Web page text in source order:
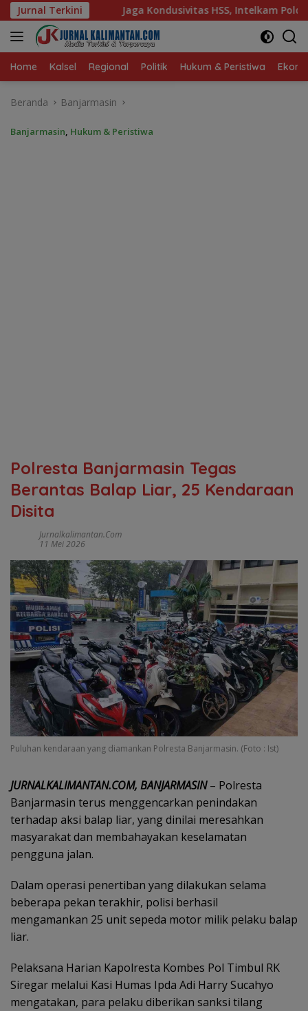
Langsung
ke
konten
Jurnal Terkini
Kondusivitas HSS, Intelkam Polda Kalsel Dorong Persatuan
Home Kalsel Regional Politik Hukum & Peristiwa
Beranda Banjarmasin
Banjarmasin, Hukum & Peristiwa
Polresta Banjarmasin Tegas
Berantas Balap Liar, 25 Kendaraan
Disita
Jurnalkalimantan.com
11 Mei 2026
Puluhan kendaraan yang diamankan Polresta Banjarmasin. (Foto : Ist)
JURNALKALIMANTAN.COM, BANJARMASIN– Polresta
Banjarmasin terus menggencarkan penindakan
terhadap aksi balap liar, yang dinilai meresahkan
masyarakat dan membahayakan keselamatan
pengguna jalan.
Dalam operasi penertiban yang dilakukan selama
beberapa pekan terakhir, polisi berhasil
mengamankan 25 unit sepeda motor milik pelaku balap
liar.
Pelaksana Harian Kapolresta Kombes Pol Timbul RK
Siregar melalui Kasi Humas Ipda Adi Harry Sucahyo
mengatakan, para pelaku diberikan sanksi tilang